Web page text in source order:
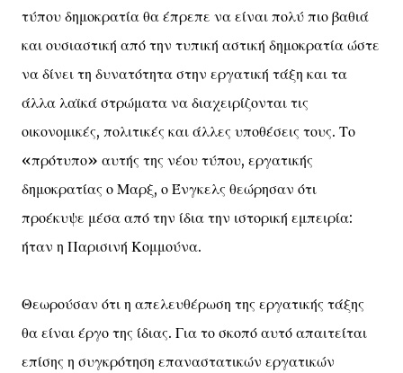
τύπου δημοκρατία θα έπρεπε να είναι πολύ πιο βαθιά
και ουσιαστική από την τυπική αστική δημοκρατία ώστε
να δίνει τη δυνατότητα στην εργατική τάξη και τα
άλλα λαϊκά στρώματα να διαχειρίζονται τις
οικονομικές, πολιτικές και άλλες υποθέσεις τους. Το
«πρότυπο» αυτής της νέου τύπου, εργατικής
δημοκρατίας ο Μαρξ, ο Ένγκελς θεώρησαν ότι
προέκυψε μέσα από την ίδια την ιστορική εμπειρία:
ήταν η Παρισινή Κομμούνα.
Θεωρούσαν ότι η απελευθέρωση της εργατικής τάξης
θα είναι έργο της ίδιας. Για το σκοπό αυτό απαιτείται
επίσης η συγκρότηση επαναστατικών εργατικών